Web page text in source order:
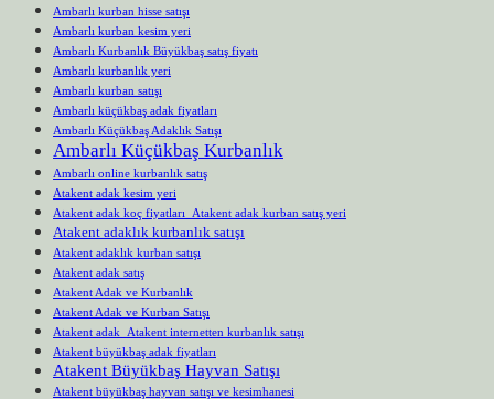
Ambarlı kurban hisse satışı
Ambarlı kurban kesim yeri
Ambarlı Kurbanlık Büyükbaş satış fiyatı
Ambarlı kurbanlık yeri
Ambarlı kurban satışı
Ambarlı küçükbaş adak fiyatları
Ambarlı Küçükbaş Adaklık Satışı
Ambarlı Küçükbaş Kurbanlık
Ambarlı online kurbanlık satış
Atakent adak kesim yeri
Atakent adak koç fiyatları Atakent adak kurban satış yeri
Atakent adaklık kurbanlık satışı
Atakent adaklık kurban satışı
Atakent adak satış
Atakent Adak ve Kurbanlık
Atakent Adak ve Kurban Satışı
Atakent adak Atakent internetten kurbanlık satışı
Atakent büyükbaş adak fiyatları
Atakent Büyükbaş Hayvan Satışı
Atakent büyükbaş hayvan satışı ve kesimhanesi